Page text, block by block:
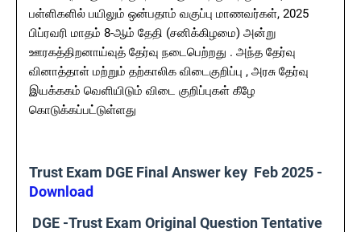
பள்ளிகளில் பயிலும் ஒன்பதாம் வகுப்பு மாணவர்கள், 2025
பிப்ரவரி மாதம் 8-ஆம் தேதி (சனிக்கிழமை) அன்று
ஊரகத்திறனாய்வுத் தேர்வு நடைபெற்றது . அந்த தேர்வு
வினாத்தாள் மற்றும் தற்காலிக விடைகுறிப்பு , அரசு தேர்வு
இயக்ககம் வெளியிடும் விடை குறிப்புகள் கீழே
கொடுக்கப்பட்டுள்ளது
Trust Exam DGE Final Answer key Feb 2025 -
Download
DGE -Trust Exam Original Question Tentative